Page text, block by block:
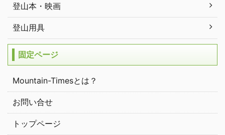
登山本・映画
登山用具
固定ページ
Mountain-Timesとは？
お問い合せ
トップページ